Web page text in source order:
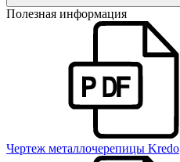
Полезная информация
Чертеж металлочерепицы Kredo